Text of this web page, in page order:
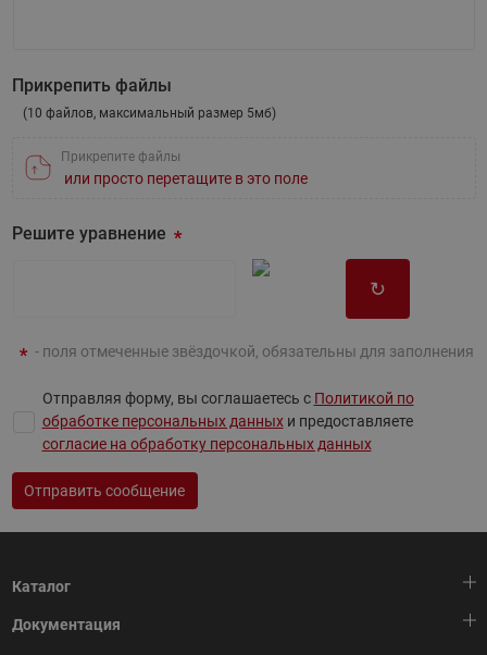
Прикрепить файлы
(10 файлов, максимальный размер 5мб)
Прикрепите файлы
или просто перетащите в это поле
Решите уравнение
↻
- поля отмеченные звёздочкой, обязательны для заполнения
Отправляя форму, вы соглашаетесь с Политикой по
обработке персональных данныхи предоставляете
согласие на обработку персональных данных
Отправить сообщение
Каталог
Тепловая автоматика
Документация